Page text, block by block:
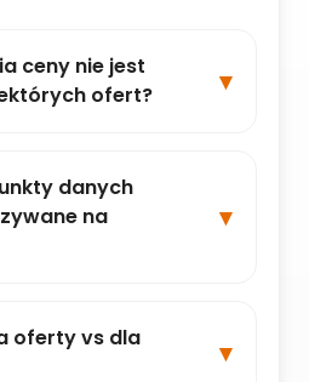
ceny nie jest
ofert?
danych
na
oferty vs dla